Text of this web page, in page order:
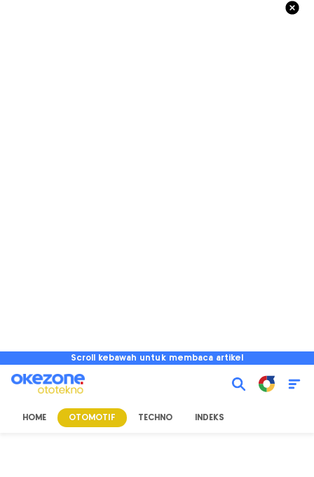
Scroll kebawah untuk membaca artikel
HOME OTOMOTIF TECHNO INDEKS